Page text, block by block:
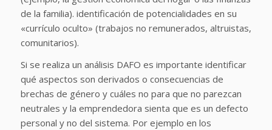
de la familia). identificación de potencialidades en su
«currículo oculto» (trabajos no remunerados, altruistas,
comunitarios).
Si se realiza un análisis DAFO es importante identificar
qué aspectos son derivados o consecuencias de
brechas de género y cuáles no para que no parezcan
neutrales y la emprendedora sienta que es un defecto
personal y no del sistema. Por ejemplo en los